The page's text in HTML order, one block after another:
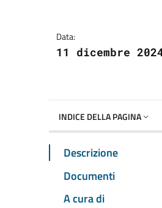
Data:
11 dicembre
INDICE DELLA PAGINA
Descrizione
Documenti
A cura di